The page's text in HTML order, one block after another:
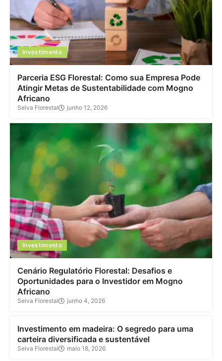
Investimento
Parceria ESG Florestal: Como sua Empresa Pode
Atingir Metas de Sustentabilidade com Mogno
Africano
Selva Florestal junho 12, 2026
Investimento
Cenário Regulatório Florestal: Desafios e
Oportunidades para o Investidor em Mogno
Africano
Selva Florestal junho 4, 2026
Investimento
Investimento em madeira: O segredo para uma
carteira diversificada e sustentável
Selva Florestal maio 18, 2026